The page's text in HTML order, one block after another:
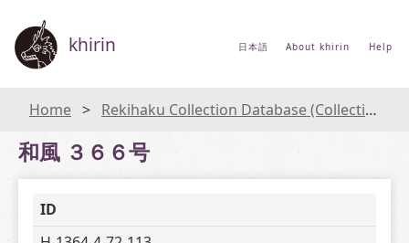
khirin 日本語 About khirin Help
Home Rekihaku Collection Database (Collections Database of the National Museum of Japanese History)
和風 ３６６号
ID